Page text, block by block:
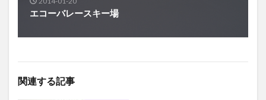
エコーバレースキー場
関連する記事